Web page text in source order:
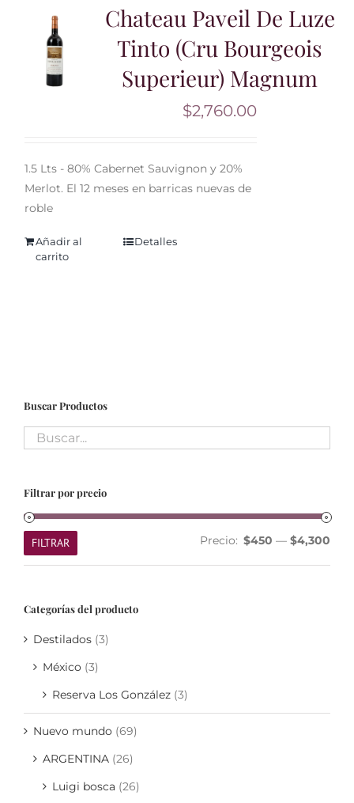
Chateau Paveil De Luze
Tinto (Cru Bourgeois
Superieur) Magnum
$2,760.00
1.5 Lts - 80% Cabernet Sauvignon y 20%
Merlot. El 12 meses en barricas nuevas de
roble
Añadir al
carrito
Detalles
Buscar Productos
Filtrar por precio
FILTRAR Precio: $450 — $4,300
Categorías del producto
Destilados (3)
México (3)
Reserva Los González (3)
Nuevo mundo (69)
ARGENTINA (26)
Luigi bosca (26)